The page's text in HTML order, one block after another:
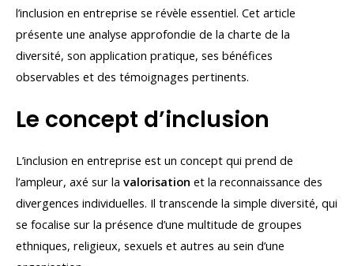
l’inclusion en entreprise se révèle essentiel. Cet article
présente une analyse approfondie de la charte de la
diversité, son application pratique, ses bénéfices
observables et des témoignages pertinents.
Le concept d’inclusion
L’inclusion en entreprise est un concept qui prend de
l’ampleur, axé sur la valorisation et la reconnaissance des
divergences individuelles. Il transcende la simple diversité, qui
se focalise sur la présence d’une multitude de groupes
ethniques, religieux, sexuels et autres au sein d’une